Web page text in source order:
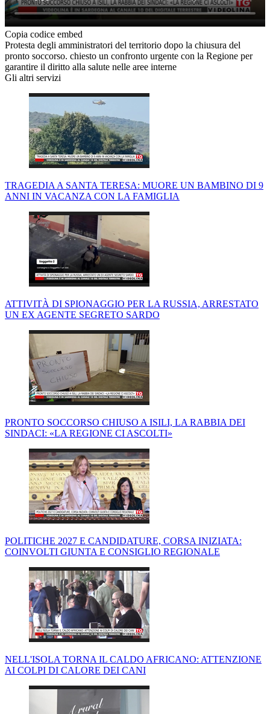
Copia codice embed
Protesta degli amministratori del territorio dopo la chiusura del
pronto soccorso. chiesto un confronto urgente con la Regione per
garantire il diritto alla salute nelle aree interne
Gli altri servizi
TRAGEDIA A SANTA TERESA: MUORE UN BAMBINO DI 9
ANNI IN VACANZA CON LA FAMIGLIA
ATTIVITÀ DI SPIONAGGIO PER LA RUSSIA, ARRESTATO
UN EX AGENTE SEGRETO SARDO
PRONTO SOCCORSO CHIUSO A ISILI, LA RABBIA DEI
SINDACI: «LA REGIONE CI ASCOLTI»
POLITICHE 2027 E CANDIDATURE, CORSA INIZIATA:
COINVOLTI GIUNTA E CONSIGLIO REGIONALE
NELL'ISOLA TORNA IL CALDO AFRICANO: ATTENZIONE
AI COLPI DI CALORE DEI CANI